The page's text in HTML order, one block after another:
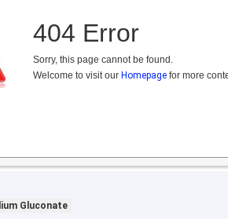
404 Error
Sorry, this page cannot be found.
Welcome to visit our Homepage for more
Gluconate